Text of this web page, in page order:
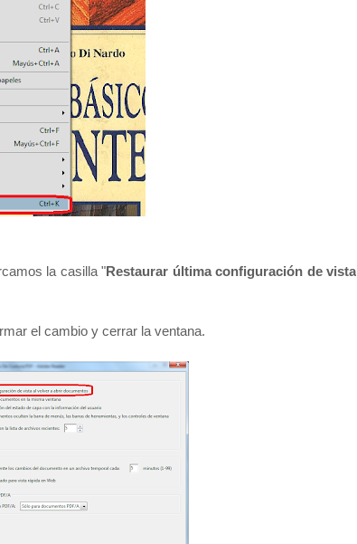
la casilla "Restaurar última configuración de vista
el cambio y cerrar la ventana.